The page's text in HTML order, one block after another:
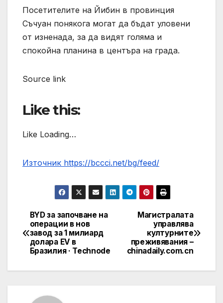
Посетителите на Йибин в провинция
Съчуан понякога могат да бъдат уловени
от изненада, за да видят голяма и
спокойна планина в центъра на града.
Source link
Like this:
Like Loading…
Източник https://bccci.net/bg/feed/
Post
navigation
Магистралата
управлява
културните
преживявания –
chinadaily.com.cn
BYD за започване на
операции в нов
завод за 1 милиард
долара EV в
Бразилия · Technode